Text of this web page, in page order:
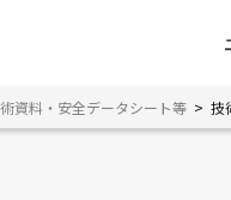
資料・安全データシート等 > 技